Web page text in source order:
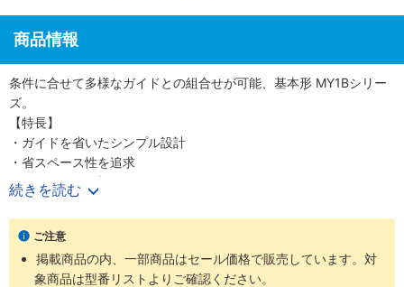
商品情報
条件に合せて多様なガイドとの組合せが可能、基本形 MY1Bシリー
ズ。
【特長】
・ガイドを省いたシンプル設計
・省スペース性を追求
・Φ10～100（直径10～100mm）までのワイドバリエーション
【20-シリーズ 銅系・フッ素系不可仕様】
・銅材質、フッ素材質を嫌う環境での使用に対応
・外形寸法は標準品と同一
続きを読む
ご注意
掲載商品の内、一部商品はセール価格で販売しています。対
象商品は型番リストよりご確認ください。